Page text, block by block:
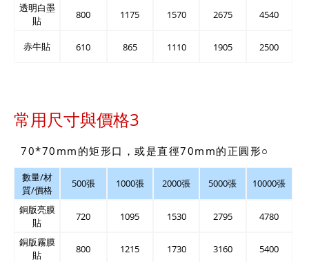
透明白墨
貼
赤牛貼
800
610
1175
865
1570
1110
2675
1905
4540
2500
常用尺寸與價格3
70*70mm的矩形口，或是直徑70mm的正圓形○
數量/材
質/價格
銅版亮膜
貼
銅版霧膜
貼
500張
720
800
1000張
1095
1215
2000張
1530
1730
5000張
2795
3160
10000張
4780
5400